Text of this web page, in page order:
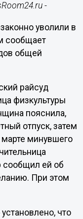
-
уволили в
сообщает
общей
райсуд
физкультуры
пояснила,
отпуск, затем
марте минувшего
сообщил ей об
При этом
что